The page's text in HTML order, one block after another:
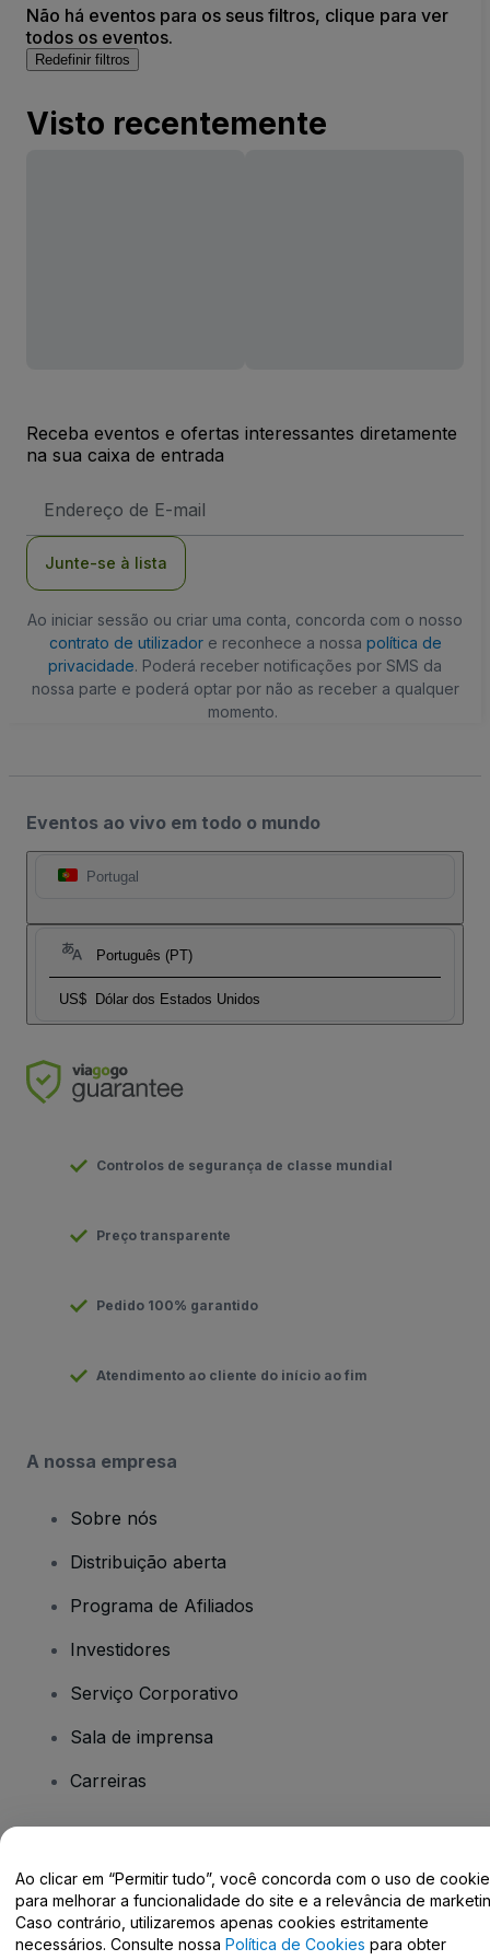
Não há eventos para os seus filtros, clique para ver
todos os eventos.
Redefinir filtros
Visto recentemente
Receba eventos e ofertas interessantes diretamente
na sua caixa de entrada
de
Junte-se à lista
Ao iniciar sessão ou criar uma conta, concorda com o nosso
contrato de utilizadore reconhece a nossa política de
privacidade. Poderá receber notificações por SMS da
nossa parte e poderá optar por não as receber a qualquer
momento.
Eventos ao vivo em todo o mundo
Portugal
Português (PT)
US$ Dólar dos Estados Unidos
Controlos de segurança de classe mundial
Preço transparente
Pedido 100% garantido
Atendimento ao cliente do início ao fim
A nossa empresa
Sobre nós
Distribuição aberta
Programa de Afiliados
Investidores
Serviço Corporativo
Sala de imprensa
Carreiras
Centro de Ajuda / Fale Conosco
Ao clicar em “Permitir tudo”, você concorda com o uso de
para melhorar a funcionalidade do site e a relevância de
Caso contrário, utilizaremos apenas cookies estritamente
necessários. Consulte nossa Política de Cookies para obter